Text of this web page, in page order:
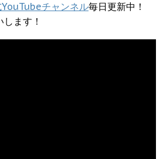
チャンネル毎日更新中！
ます！